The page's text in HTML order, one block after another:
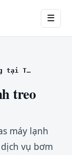
☰
Báo giá bơm gas máy lạnh treo tường tại TPHCM
treo
máy lạnh
vụ bơm